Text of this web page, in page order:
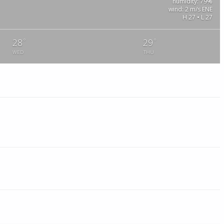
wind: 2 m/s ENE
H 27 • L 27
28 °
WED
29 °
THU